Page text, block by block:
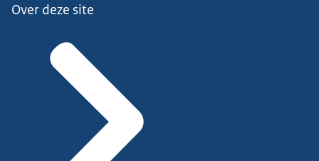
Over deze site